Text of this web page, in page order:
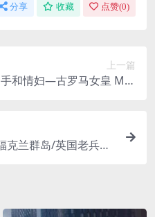
分享 收藏 点赞(0)
上一篇
和情妇—古罗马女皇 Mot
P4/2.93GB 古罗马女皇
克兰群岛/英国老兵重
542MB